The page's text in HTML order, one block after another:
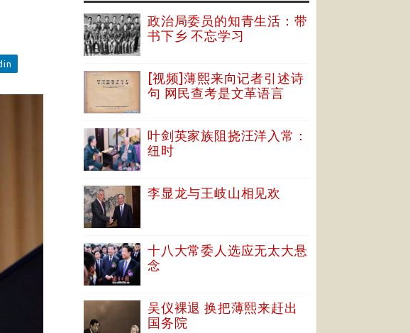
政治局委员的知青生活：带
书下乡 不忘学习
[视频]薄熙来向记者引述诗
句 网民查考是文革语言
叶剑英家族阻挠汪洋入常：
纽时
李显龙与王岐山相见欢
十八大常委人选应无太大悬
念
吴仪裸退 换把薄熙来赶出
国务院